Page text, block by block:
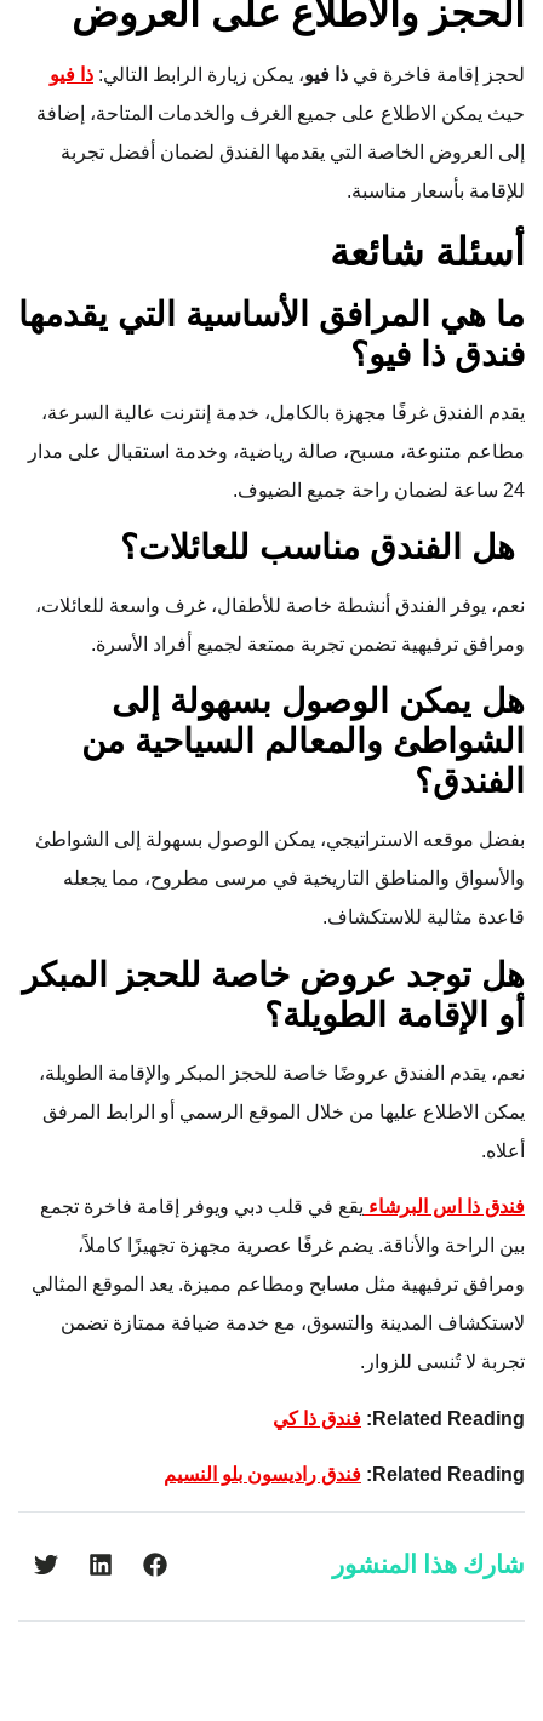
الحجز والاطلاع على العروض
لحجز إقامة فاخرة في ذا فيو، يمكن زيارة الرابط التالي: ذا فيو
حيث يمكن الاطلاع على جميع الغرف والخدمات المتاحة، إضافة
إلى العروض الخاصة التي يقدمها الفندق لضمان أفضل تجربة
للإقامة بأسعار مناسبة.
أسئلة شائعة
ما هي المرافق الأساسية التي يقدمها
فندق ذا فيو؟
يقدم الفندق غرفًا مجهزة بالكامل، خدمة إنترنت عالية السرعة،
مطاعم متنوعة، مسبح، صالة رياضية، وخدمة استقبال على مدار
24 ساعة لضمان راحة جميع الضيوف.
هل الفندق مناسب للعائلات؟
نعم، يوفر الفندق أنشطة خاصة للأطفال، غرف واسعة للعائلات،
ومرافق ترفيهية تضمن تجربة ممتعة لجميع أفراد الأسرة.
هل يمكن الوصول بسهولة إلى
الشواطئ والمعالم السياحية من
الفندق؟
بفضل موقعه الاستراتيجي، يمكن الوصول بسهولة إلى الشواطئ
والأسواق والمناطق التاريخية في مرسى مطروح، مما يجعله
قاعدة مثالية للاستكشاف.
هل توجد عروض خاصة للحجز المبكر
أو الإقامة الطويلة؟
نعم، يقدم الفندق عروضًا خاصة للحجز المبكر والإقامة الطويلة،
يمكن الاطلاع عليها من خلال الموقع الرسمي أو الرابط المرفق
أعلاه.
فندق ذا اس البرشاء يقع في قلب دبي ويوفر إقامة فاخرة تجمع
بين الراحة والأناقة. يضم غرفًا عصرية مجهزة تجهيزًا كاملاً،
ومرافق ترفيهية مثل مسابح ومطاعم مميزة. يعد الموقع المثالي
لاستكشاف المدينة والتسوق، مع خدمة ضيافة ممتازة تضمن
تجربة لا تُنسى للزوار.
Related Reading: فندق ذا كي
Related Reading: فندق راديسون بلو النسيم
شارك هذا المنشور